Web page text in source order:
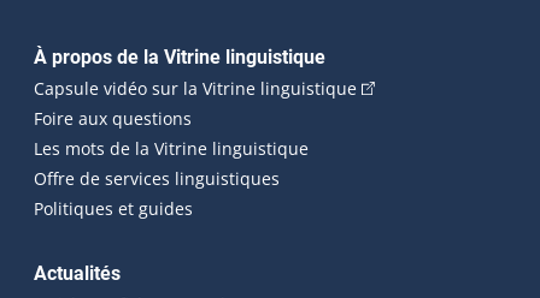
Navigation principale
À propos de la Vitrine linguistique
Capsule vidéo sur la Vitrine linguistique(Cet hyperlien
Foire aux questions
Les mots de la Vitrine linguistique
Offre de services linguistiques
Politiques et guides
Actualités